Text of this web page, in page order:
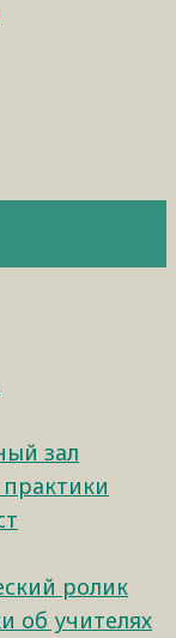
зал
ролик
об учителях